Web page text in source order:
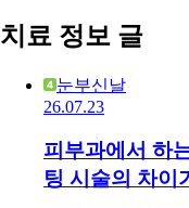
치료 정보 글
눈부신날
26.07.23
피부과에서 하
팅 시술의 차이